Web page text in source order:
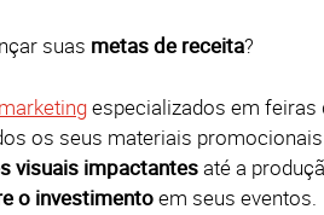
suas metas de receita?
marketingespecializados em feiras
os seus materiais
visuais impactantesaté a
o investimentoem seus eventos.